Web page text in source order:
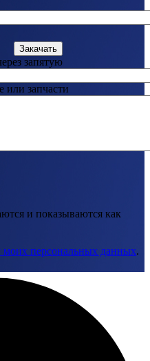
Закачать
запятую
или запчасти
и показываются как
моих персональных данных.